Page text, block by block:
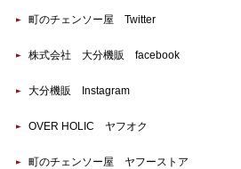
町のチェンソー屋 Twitter
株式会社 大分機販 facebook
大分機販 Instagram
OVER HOLIC ヤフオク
町のチェンソー屋 ヤフーストア